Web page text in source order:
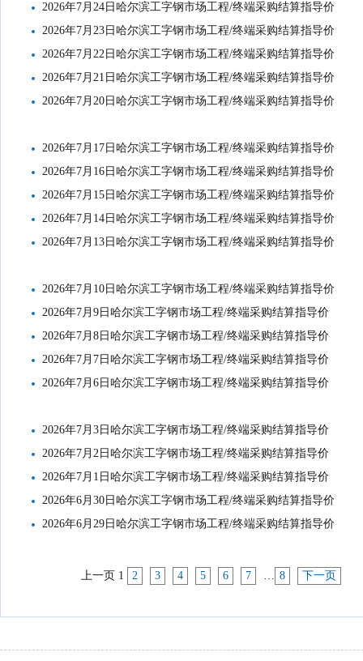
2026年7月24日哈尔滨工字钢市场工程/终端采购结算指导价
2026年7月23日哈尔滨工字钢市场工程/终端采购结算指导价
2026年7月22日哈尔滨工字钢市场工程/终端采购结算指导价
2026年7月21日哈尔滨工字钢市场工程/终端采购结算指导价
2026年7月20日哈尔滨工字钢市场工程/终端采购结算指导价
2026年7月17日哈尔滨工字钢市场工程/终端采购结算指导价
2026年7月16日哈尔滨工字钢市场工程/终端采购结算指导价
2026年7月15日哈尔滨工字钢市场工程/终端采购结算指导价
2026年7月14日哈尔滨工字钢市场工程/终端采购结算指导价
2026年7月13日哈尔滨工字钢市场工程/终端采购结算指导价
2026年7月10日哈尔滨工字钢市场工程/终端采购结算指导价
2026年7月9日哈尔滨工字钢市场工程/终端采购结算指导价
2026年7月8日哈尔滨工字钢市场工程/终端采购结算指导价
2026年7月7日哈尔滨工字钢市场工程/终端采购结算指导价
2026年7月6日哈尔滨工字钢市场工程/终端采购结算指导价
2026年7月3日哈尔滨工字钢市场工程/终端采购结算指导价
2026年7月2日哈尔滨工字钢市场工程/终端采购结算指导价
2026年7月1日哈尔滨工字钢市场工程/终端采购结算指导价
2026年6月30日哈尔滨工字钢市场工程/终端采购结算指导价
2026年6月29日哈尔滨工字钢市场工程/终端采购结算指导价
上一页 1 2 3 4 5 6 7 … 8 下一页